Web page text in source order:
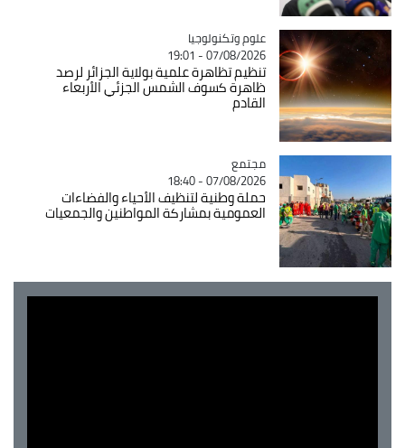
Catégorie
علوم وتكنولوجيا
07/08/2026 - 19:01
تنظيم تظاهرة علمية بولاية الجزائر لرصد
ظاهرة كسوف الشمس الجزئي الأربعاء
القادم
Catégorie
مجتمع
07/08/2026 - 18:40
حملة وطنية لتنظيف الأحياء والفضاءات
العمومية بمشاركة المواطنين والجمعيات